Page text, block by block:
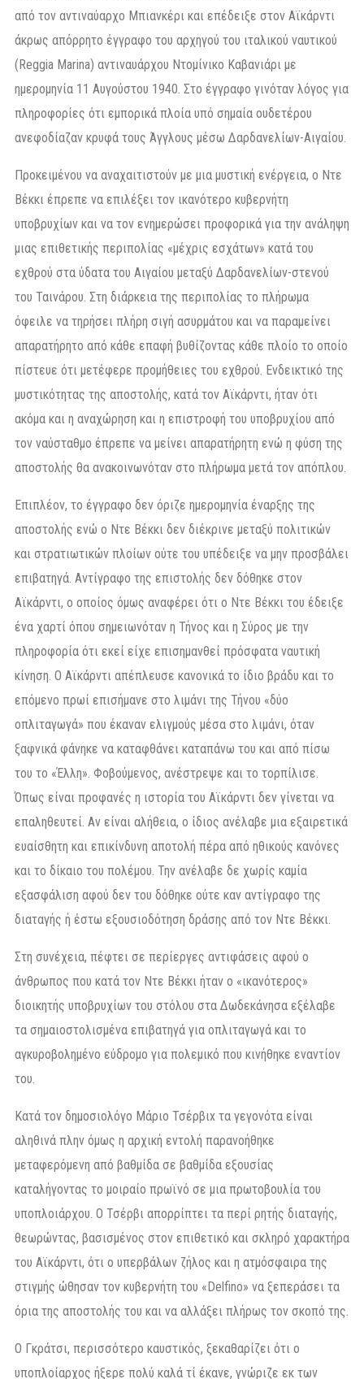
από τον αντιναύαρχο Μπιανκέρι και επέδειξε στον Αϊκάρντι
άκρως απόρρητο έγγραφο του αρχηγού του ιταλικού ναυτικού
(Reggia Marina) αντιναυάρχου Ντομίνικο Καβανιάρι με
ημερομηνία 11 Αυγούστου 1940. Στο έγγραφο γινόταν λόγος για
πληροφορίες ότι εμπορικά πλοία υπό σημαία ουδετέρου
ανεφοδίαζαν κρυφά τους Άγγλους μέσω Δαρδανελίων-Αιγαίου.
Προκειμένου να αναχαιτιστούν με μια μυστική ενέργεια, ο Ντε
Βέκκι έπρεπε να επιλέξει τον ικανότερο κυβερνήτη
υποβρυχίων και να τον ενημερώσει προφορικά για την ανάληψη
μιας επιθετικής περιπολίας «μέχρις εσχάτων» κατά του
εχθρού στα ύδατα του Αιγαίου μεταξύ Δαρδανελίων-στενού
του Ταινάρου. Στη διάρκεια της περιπολίας το πλήρωμα
όφειλε να τηρήσει πλήρη σιγή ασυρμάτου και να παραμείνει
απαρατήρητο από κάθε επαφή βυθίζοντας κάθε πλοίο το οποίο
πίστευε ότι μετέφερε προμήθειες του εχθρού. Ενδεικτικό της
μυστικότητας της αποστολής, κατά τον Αϊκάρντι, ήταν ότι
ακόμα και η αναχώρηση και η επιστροφή του υποβρυχίου από
τον ναύσταθμο έπρεπε να μείνει απαρατήρητη ενώ η φύση της
αποστολής θα ανακοινωνόταν στο πλήρωμα μετά τον απόπλου.
Επιπλέον, το έγγραφο δεν όριζε ημερομηνία έναρξης της
αποστολής ενώ ο Ντε Βέκκι δεν διέκρινε μεταξύ πολιτικών
και στρατιωτικών πλοίων ούτε του υπέδειξε να μην προσβάλει
επιβατηγά. Αντίγραφο της επιστολής δεν δόθηκε στον
Αϊκάρντι, ο οποίος όμως αναφέρει ότι ο Ντε Βέκκι του έδειξε
ένα χαρτί όπου σημειωνόταν η Τήνος και η Σύρος με την
πληροφορία ότι εκεί είχε επισημανθεί πρόσφατα ναυτική
κίνηση. Ο Αϊκάρντι απέπλευσε κανονικά το ίδιο βράδυ και το
επόμενο πρωί επισήμανε στο λιμάνι της Τήνου «δύο
οπλιταγωγά» που έκαναν ελιγμούς μέσα στο λιμάνι, όταν
ξαφνικά φάνηκε να καταφθάνει καταπάνω του και από πίσω
του το «Έλλη». Φοβούμενος, ανέστρεψε και το τορπίλισε.
Όπως είναι προφανές η ιστορία του Αϊκάρντι δεν γίνεται να
επαληθευτεί. Αν είναι αλήθεια, ο ίδιος ανέλαβε μια εξαιρετικά
ευαίσθητη και επικίνδυνη αποτολή πέρα από ηθικούς κανόνες
και το δίκαιο του πολέμου. Την ανέλαβε δε χωρίς καμία
εξασφάλιση αφού δεν του δόθηκε ούτε καν αντίγραφο της
διαταγής ή έστω εξουσιοδότηση δράσης από τον Ντε Βέκκι.
Στη συνέχεια, πέφτει σε περίεργες αντιφάσεις αφού ο
άνθρωπος που κατά τον Ντε Βέκκι ήταν ο «ικανότερος»
διοικητής υποβρυχίων του στόλου στα Δωδεκάνησα εξέλαβε
τα σημαιοστολισμένα επιβατηγά για οπλιταγωγά και το
αγκυροβολημένο εύδρομο για πολεμικό που κινήθηκε εναντίον
του.
Κατά τον δημοσιολόγο Μάριο Τσέρβιx τα γεγονότα είναι
αληθινά πλην όμως η αρχική εντολή παρανοήθηκε
μεταφερόμενη από βαθμίδα σε βαθμίδα εξουσίας
καταλήγοντας το μοιραίο πρωϊνό σε μια πρωτοβουλία του
υποπλοιάρχου. Ο Τσέρβι απορρίπτει τα περί ρητής διαταγής,
θεωρώντας, βασισμένος στον επιθετικό και σκληρό χαρακτήρα
του Αϊκάρντι, ότι ο υπερβάλων ζήλος και η ατμόσφαιρα της
στιγμής ώθησαν τον κυβερνήτη του «Delfino» να ξεπεράσει τα
όρια της αποστολής του και να αλλάξει πλήρως τον σκοπό της.
Ο Γκράτσι, περισσότερο καυστικός, ξεκαθαρίζει ότι ο
υποπλοίαρχος ήξερε πολύ καλά τί έκανε, γνώριζε εκ των